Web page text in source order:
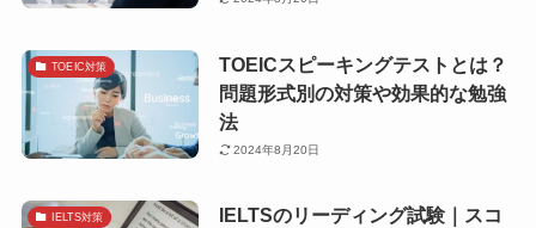
TOEIC対策
TOEICスピーキングテストとは？
問題形式別の対策や効果的な勉強
法
2024年8月20日
IELTS対策
IELTSのリーディング試験｜スコ